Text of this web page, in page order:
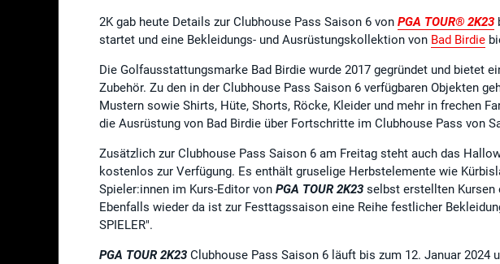
2K gab heute Details zur Clubhouse Pass Saison 6 von PGA TOUR® 2K23
startet und eine Bekleidungs- und Ausrüstungskollektion von Bad Birdie
Die Golfausstattungsmarke Bad Birdie wurde 2017 gegründet und bietet
Zubehör. Zu den in der Clubhouse Pass Saison 6 verfügbaren Objekten
Mustern sowie Shirts, Hüte, Shorts, Röcke, Kleider und mehr in frechen
die Ausrüstung von Bad Birdie über Fortschritte im Clubhouse Pass von
Zusätzlich zur Clubhouse Pass Saison 6 am Freitag steht auch das
kostenlos zur Verfügung. Es enthält gruselige Herbstelemente wie
Spieler:innen im Kurs-Editor von PGA TOUR 2K23 selbst erstellten Kursen
Ebenfalls wieder da ist zur Festtagssaison eine Reihe festlicher
SPIELER".
PGA TOUR 2K23 Clubhouse Pass Saison 6 läuft bis zum 12. Januar 2024